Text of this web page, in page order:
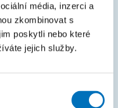
média, inzerci a
zkombinovat s
poskytli nebo které
jejich služby.